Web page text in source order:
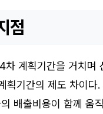
점
계획기간을 거치며
기간의 제도 차이다
배출비용이 함께 움